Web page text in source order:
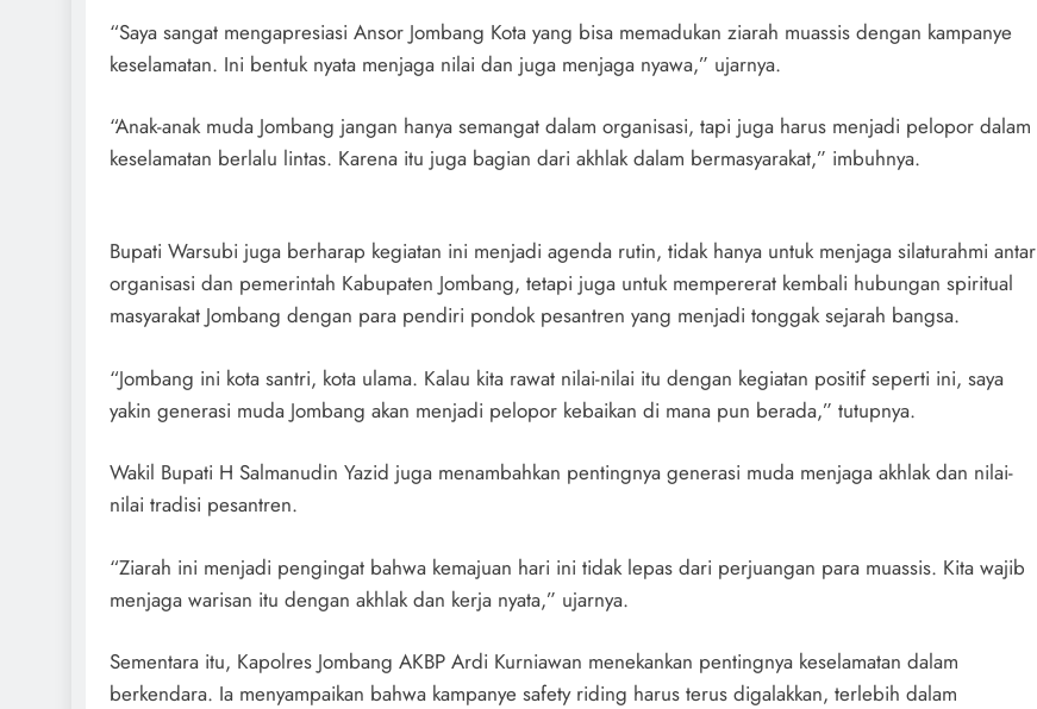
“Saya sangat mengapresiasi Ansor Jombang Kota yang bisa memadukan ziarah muassis dengan kampanye
keselamatan. Ini bentuk nyata menjaga nilai dan juga menjaga nyawa,” ujarnya.
“Anak-anak muda Jombang jangan hanya semangat dalam organisasi, tapi juga harus menjadi pelopor dalam
keselamatan berlalu lintas. Karena itu juga bagian dari akhlak dalam bermasyarakat,” imbuhnya.
Bupati Warsubi juga berharap kegiatan ini menjadi agenda rutin, tidak hanya untuk menjaga silaturahmi antar
organisasi dan pemerintah Kabupaten Jombang, tetapi juga untuk mempererat kembali hubungan spiritual
masyarakat Jombang dengan para pendiri pondok pesantren yang menjadi tonggak sejarah bangsa.
“Jombang ini kota santri, kota ulama. Kalau kita rawat nilai-nilai itu dengan kegiatan positif seperti ini, saya
yakin generasi muda Jombang akan menjadi pelopor kebaikan di mana pun berada,” tutupnya.
Wakil Bupati H Salmanudin Yazid juga menambahkan pentingnya generasi muda menjaga akhlak dan nilai-
nilai tradisi pesantren.
“Ziarah ini menjadi pengingat bahwa kemajuan hari ini tidak lepas dari perjuangan para muassis. Kita wajib
menjaga warisan itu dengan akhlak dan kerja nyata,” ujarnya.
Sementara itu, Kapolres Jombang AKBP Ardi Kurniawan menekankan pentingnya keselamatan dalam
berkendara. Ia menyampaikan bahwa kampanye safety riding harus terus digalakkan, terlebih dalam